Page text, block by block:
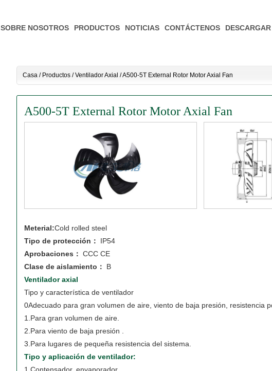
SOBRE NOSOTROS PRODUCTOS NOTICIAS CONTÁCTENOS DESCARGAR
Casa/ Productos/Ventilador Axial /A500-5T External Rotor Motor Axial Fan
A500-5T External Rotor Motor Axial Fan
Meterial:Cold rolled steel
Tipo de protección：
IP54
Aprobaciones： CCC CE
Clase de aislamiento：
B
Ventilador axial
Tipo y característica de ventilador
0Adecuado para gran volumen de aire, viento de baja presión, resistencia
1.Para gran volumen de aire.
2.Para viento de baja presión .
3.Para lugares de pequeña resistencia del sistema.
Tipo y aplicación de ventilador: